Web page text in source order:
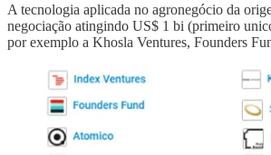
A tecnologia aplicada no agronegócio da
negociação atingindo US$ 1 bi (primeiro
por exemplo a Khosla Ventures, Founders